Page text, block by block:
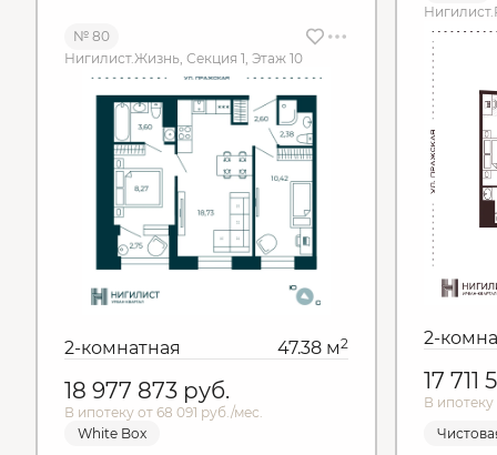
№ 80
Нигилист.Жизнь, Секция 1, Этаж 10
2-комнатная 47.38 м2
18 977 873 руб.
В ипотеку от 68 091 руб./мес.
White Box
2-
17 711
В ипотеку